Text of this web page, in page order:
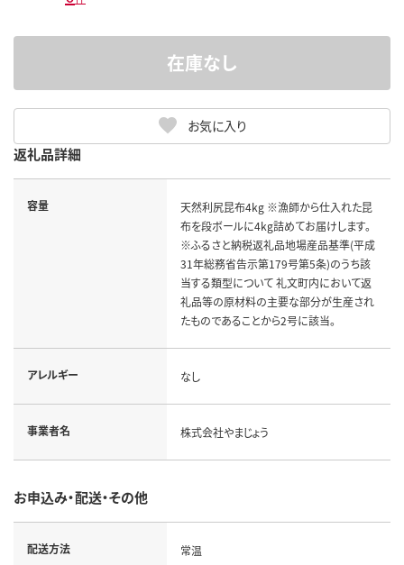
お気に入り
在庫なし
返礼品詳細
容量
天然利尻昆布4kg ※漁師から仕入れた昆
布を段ボールに4kg詰めてお届けします。
※ふるさと納税返礼品地場産品基準(平成
31年総務省告示第179号第5条)のうち該
当する類型について 礼文町内において返
礼品等の原材料の主要な部分が生産され
たものであることから2号に該当。
アレルギー なし
事業者名 株式会社やまじょう
お申込み・配送・その他
配送方法 常温